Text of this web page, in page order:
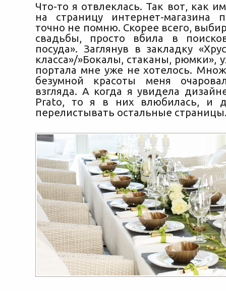
Что-то я отвлеклась. Так вот, как
на страницу интернет-магазина
точно не помню. Скорее всего,
свадьбы, просто вбила в
посуда». Заглянув в закладку
класса»/»Бокалы, стаканы, рюмки»,
портала мне уже не хотелось.
безумной красоты меня
взгляда. А когда я увидела
Prato, то я в них влюбилась, и
перелистывать остальные